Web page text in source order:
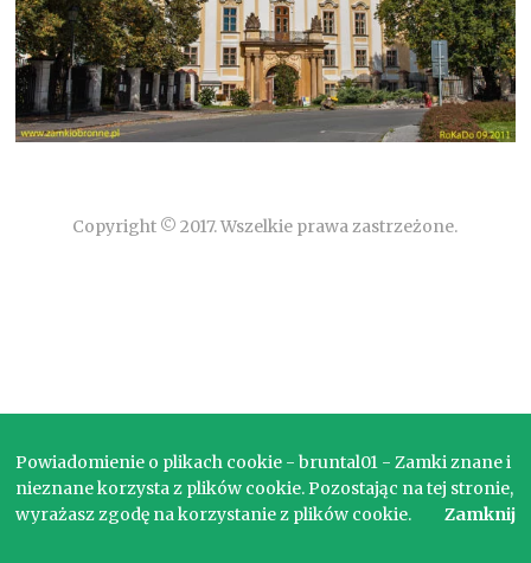
Copyright © 2017. Wszelkie prawa zastrzeżone.
Powiadomienie o plikach cookie - bruntal01 - Zamki znane i
nieznane korzysta z plików cookie. Pozostając na tej stronie,
wyrażasz zgodę na korzystanie z plików cookie.
Zamknij